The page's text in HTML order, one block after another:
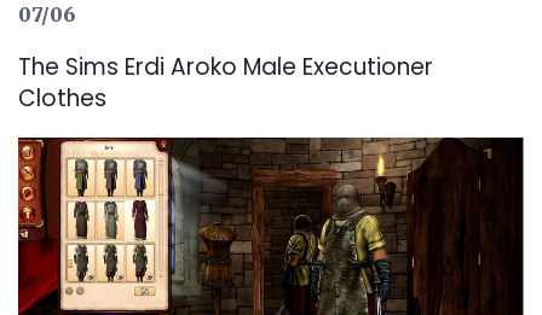
07/06
The Sims Erdi Aroko Male Executioner
Clothes